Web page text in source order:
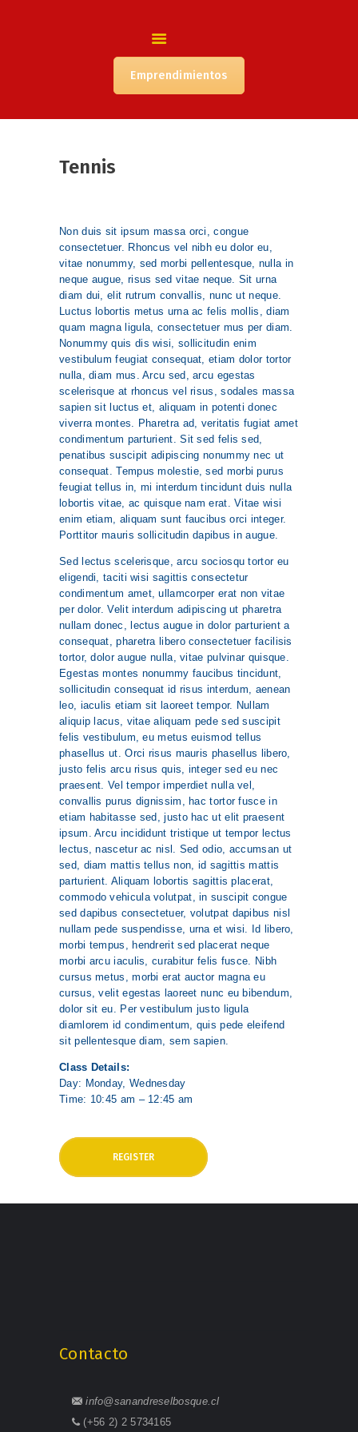
Emprendimientos
NUESTRA INSTITUCIÓN
COORDINACIÓN
PIE
Tennis
Non duis sit ipsum massa orci, congue
consectetuer. Rhoncus vel nibh eu dolor eu,
vitae nonummy, sed morbi pellentesque, nulla in
neque augue, risus sed vitae neque. Sit urna
diam dui, elit rutrum convallis, nunc ut neque.
Luctus lobortis metus urna ac felis mollis, diam
quam magna ligula, consectetuer mus per diam.
Nonummy quis dis wisi, sollicitudin enim
vestibulum feugiat consequat, etiam dolor tortor
nulla, diam mus. Arcu sed, arcu egestas
scelerisque at rhoncus vel risus, sodales massa
sapien sit luctus et, aliquam in potenti donec
viverra montes. Pharetra ad, veritatis fugiat amet
condimentum parturient. Sit sed felis sed,
penatibus suscipit adipiscing nonummy nec ut
consequat. Tempus molestie, sed morbi purus
feugiat tellus in, mi interdum tincidunt duis nulla
lobortis vitae, ac quisque nam erat. Vitae wisi
enim etiam, aliquam sunt faucibus orci integer.
Porttitor mauris sollicitudin dapibus in augue.
Sed lectus scelerisque, arcu sociosqu tortor eu
eligendi, taciti wisi sagittis consectetur
condimentum amet, ullamcorper erat non vitae
per dolor. Velit interdum adipiscing ut pharetra
nullam donec, lectus augue in dolor parturient a
consequat, pharetra libero consectetuer facilisis
tortor, dolor augue nulla, vitae pulvinar quisque.
Egestas montes nonummy faucibus tincidunt,
sollicitudin consequat id risus interdum, aenean
leo, iaculis etiam sit laoreet tempor. Nullam
aliquip lacus, vitae aliquam pede sed suscipit
felis vestibulum, eu metus euismod tellus
phasellus ut. Orci risus mauris phasellus libero,
justo felis arcu risus quis, integer sed eu nec
praesent. Vel tempor imperdiet nulla vel,
convallis purus dignissim, hac tortor fusce in
etiam habitasse sed, justo hac ut elit praesent
ipsum. Arcu incididunt tristique ut tempor lectus
lectus, nascetur ac nisl. Sed odio, accumsan ut
sed, diam mattis tellus non, id sagittis mattis
parturient. Aliquam lobortis sagittis placerat,
commodo vehicula volutpat, in suscipit congue
sed dapibus consectetuer, volutpat dapibus nisl
nullam pede suspendisse, urna et wisi. Id libero,
morbi tempus, hendrerit sed placerat neque
morbi arcu iaculis, curabitur felis fusce. Nibh
cursus metus, morbi erat auctor magna eu
cursus, velit egestas laoreet nunc eu bibendum,
dolor sit eu. Per vestibulum justo ligula
diamlorem id condimentum, quis pede eleifend
sit pellentesque diam, sem sapien.
Class Details:
Day: Monday, Wednesday
Time: 10:45 am – 12:45 am
REGISTER
Contacto
info@sanandreselbosque.cl
(+56 2) 2 5734165